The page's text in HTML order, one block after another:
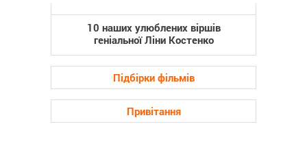
10 наших улюблених віршів
геніальної Ліни Костенко
Підбірки фільмів
Привітання